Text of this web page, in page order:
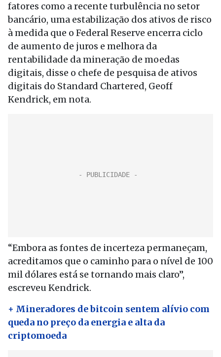
fatores como a recente turbulência no setor
bancário, uma estabilização dos ativos de risco
à medida que o Federal Reserve encerra ciclo
de aumento de juros e melhora da
rentabilidade da mineração de moedas
digitais, disse o chefe de pesquisa de ativos
digitais do Standard Chartered, Geoff
Kendrick, em nota.
“Embora as fontes de incerteza permaneçam,
acreditamos que o caminho para o nível de 100
mil dólares está se tornando mais claro”,
escreveu Kendrick.
+ Mineradores de bitcoin sentem alívio com
queda no preço da energia e alta da
criptomoeda